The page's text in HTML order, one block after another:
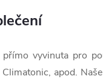
vyvinuta pro
apod.